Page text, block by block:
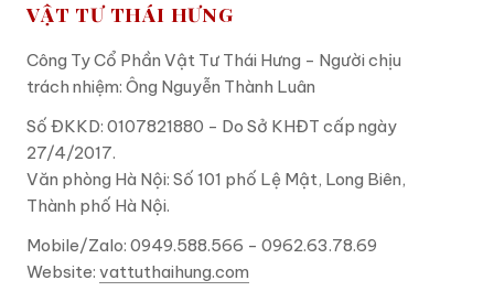
VẬT TƯ THÁI HƯNG
Công Ty Cổ Phần Vật Tư Thái Hưng - Người chịu
trách nhiệm: Ông Nguyễn Thành Luân
Số ĐKKD: 0107821880 - Do Sở KHĐT cấp ngày
27/4/2017.
Văn phòng Hà Nội: Số 101 phố Lệ Mật, Long Biên,
Thành phố Hà Nội.
Mobile/Zalo: 0949.588.566 - 0962.63.78.69
Website: vattuthaihung.com